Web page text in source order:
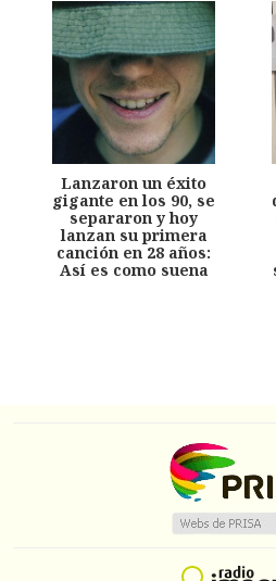
Lanzaron un éxito
gigante en los 90, se
separaron y hoy
lanzan su primera
canción en 28 años:
Así es como suena